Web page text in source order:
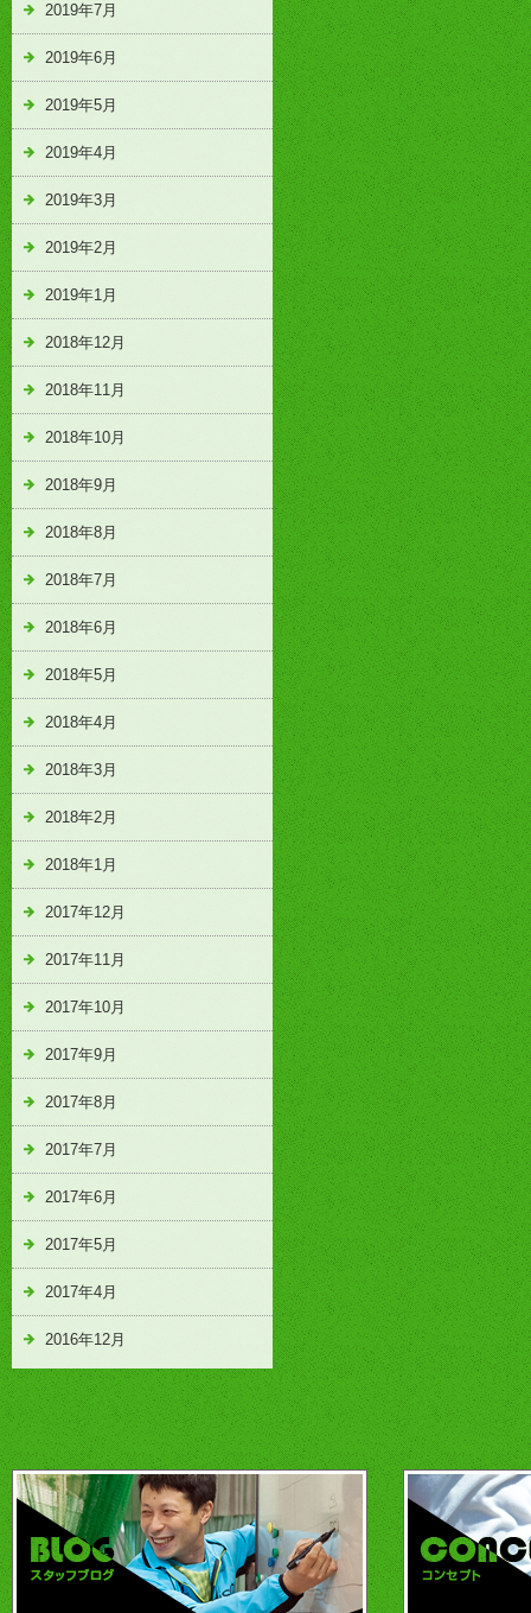
2019年7月
2019年6月
2019年5月
2019年4月
2019年3月
2019年2月
2019年1月
2018年12月
2018年11月
2018年10月
2018年9月
2018年8月
2018年7月
2018年6月
2018年5月
2018年4月
2018年3月
2018年2月
2018年1月
2017年12月
2017年11月
2017年10月
2017年9月
2017年8月
2017年7月
2017年6月
2017年5月
2017年4月
2016年12月